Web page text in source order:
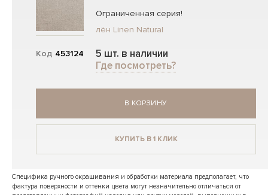
Код 453124
Ограниченная серия!
лён Linen Natural
5 шт. в наличии
Где посмотреть?
В КОРЗИНУ
КУПИТЬ В 1 КЛИК
Специфика ручного окрашивания и обработки материала предполагает, что
фактура поверхности и оттенки цвета могут незначительно отличаться от